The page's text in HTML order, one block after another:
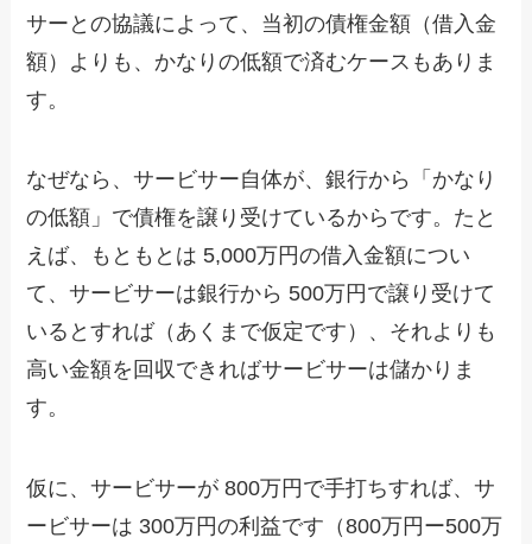
サーとの協議によって、当初の債権金額（借入金
額）よりも、かなりの低額で済むケースもありま
す。
なぜなら、サービサー自体が、銀行から「かなり
の低額」で債権を譲り受けているからです。たと
えば、もともとは 5,000万円の借入金額につい
て、サービサーは銀行から 500万円で譲り受けて
いるとすれば（あくまで仮定です）、それよりも
高い金額を回収できればサービサーは儲かりま
す。
仮に、サービサーが 800万円で手打ちすれば、サ
ービサーは 300万円の利益です（800万円ー500万